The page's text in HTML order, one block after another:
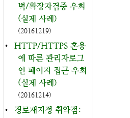
벽/확장자검증 우회
(실제 사례)
(20161219)
•
HTTP/HTTPS 혼용
에 따른 관리자로그
인 페이지 접근 우회
(실제 사례)
(20161214)
•
경로재지정 취약점: